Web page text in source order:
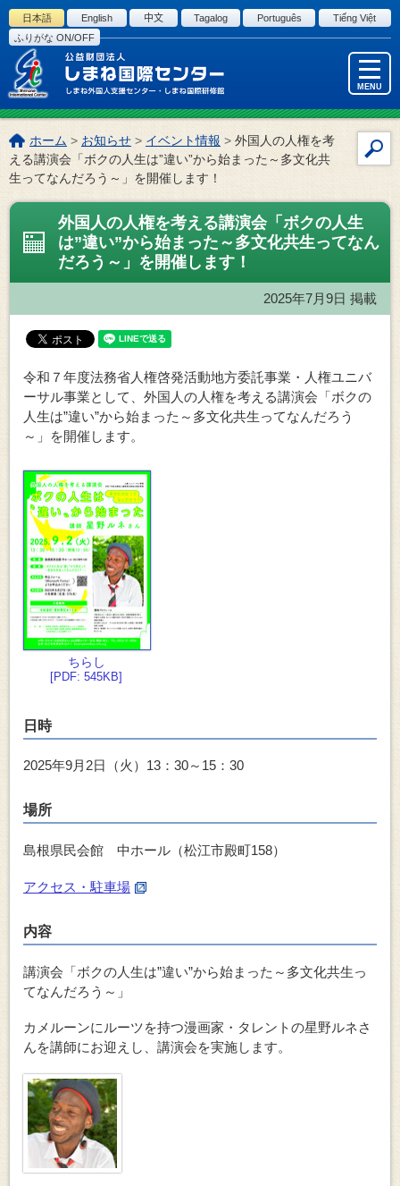
このページの本文へ
日本語 English 中文 Tagalog Português
Tiếng Việt
ふりがな ON/OFF
MENU
イ
ト
こ
の
ペ
ー
ホーム > お知らせ > イベント情報 >外国人の人権を考
える講演会「ボクの人生は”違い”から始まった～多文化共
生ってなんだろう～」を開催します！
外国人の人権を考える講演会「ボクの人生
は”違い”から始まった～多文化共生ってなん
だろう～」を開催します！
2025年7月9日 掲載
令和７年度法務省人権啓発活動地方委託事業・人権ユニバ
ーサル事業として、外国人の人権を考える講演会「ボクの
人生は”違い”から始まった～多文化共生ってなんだろう
～」を開催します。
ちらし
[PDF: 545KB]
日時
2025年9月2日（火）13：30～15：30
場所
島根県民会館 中ホール（松江市殿町158）
アクセス・駐車場
内容
講演会「ボクの人生は”違い”から始まった～多文化共生っ
てなんだろう～」
カメルーンにルーツを持つ漫画家・タレントの星野ルネさ
んを講師にお迎えし、講演会を実施します。